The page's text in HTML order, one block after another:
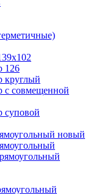
126
круглый
с совмещенной
суповой
новый